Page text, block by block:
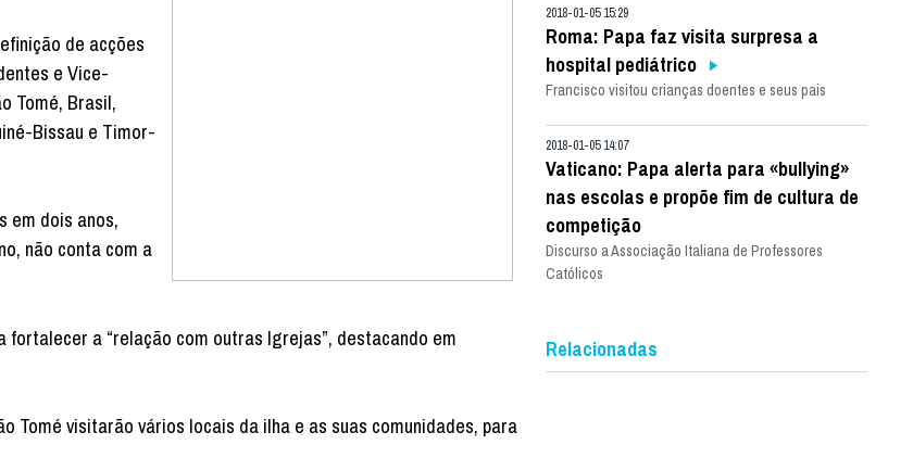
de acções
e Vice-
Tomé, Brasil,
Bissau e Timor-
em dois anos,
não conta com a
fortalecer a “relação com outras Igrejas”, destacando em
Tomé visitarão vários locais da ilha e as suas comunidades, para
2018-01-05 15:29
Roma: Papa faz visita surpresa a
hospital pediátrico
Francisco visitou crianças doentes e seus pais
2018-01-05 14:07
Vaticano: Papa alerta para «bullying»
nas escolas e propõe fim de cultura de
competição
Discurso a Associação Italiana de Professores
Católicos
Relacionadas